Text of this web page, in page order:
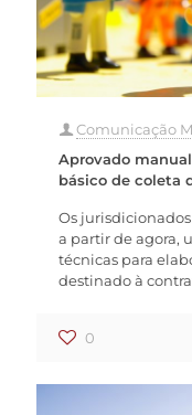
Comunicação
Aprovado
básico de coleta
Os
a partir de agora,
técnicas para
destinado à
0